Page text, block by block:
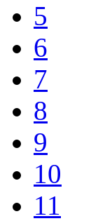
5
6
7
8
9
10
11